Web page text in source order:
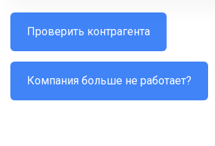
Проверить контрагента
Компания больше не работает?